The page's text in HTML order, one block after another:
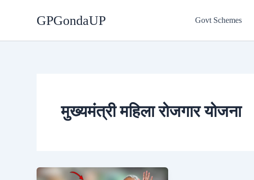
GPGondaUP Govt Schemes
मुख्यमंत्री महिला रोजगार योजना